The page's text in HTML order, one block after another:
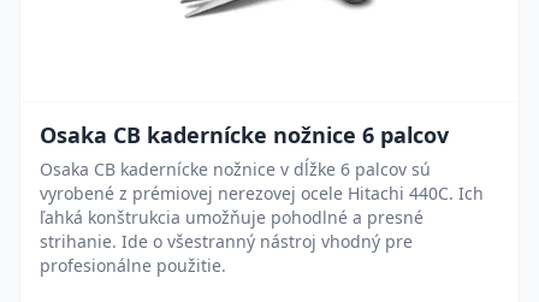
Osaka CB kadernícke nožnice 6 palcov
Osaka CB kadernícke nožnice v dĺžke 6 palcov sú
vyrobené z prémiovej nerezovej ocele Hitachi 440C. Ich
ľahká konštrukcia umožňuje pohodlné a presné
strihanie. Ide o všestranný nástroj vhodný pre
profesionálne použitie.